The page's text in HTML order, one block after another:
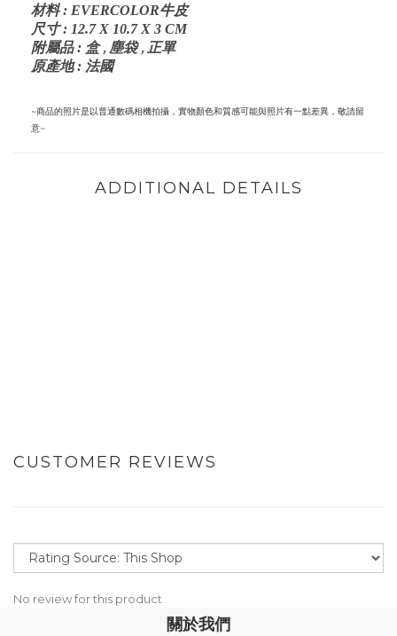
材料 : EVERCOLOR牛皮
尺寸 : 12.7 X 10.7 X 3 CM
附屬品 : 盒, 塵袋, 正單
原產地 : 法國
~商品的照片是以普通數碼相機拍攝，實物顏色和質感可能與照片有一點差異，敬請留
意~
ADDITIONAL DETAILS
CUSTOMER REVIEWS
No review for this product
關於我們